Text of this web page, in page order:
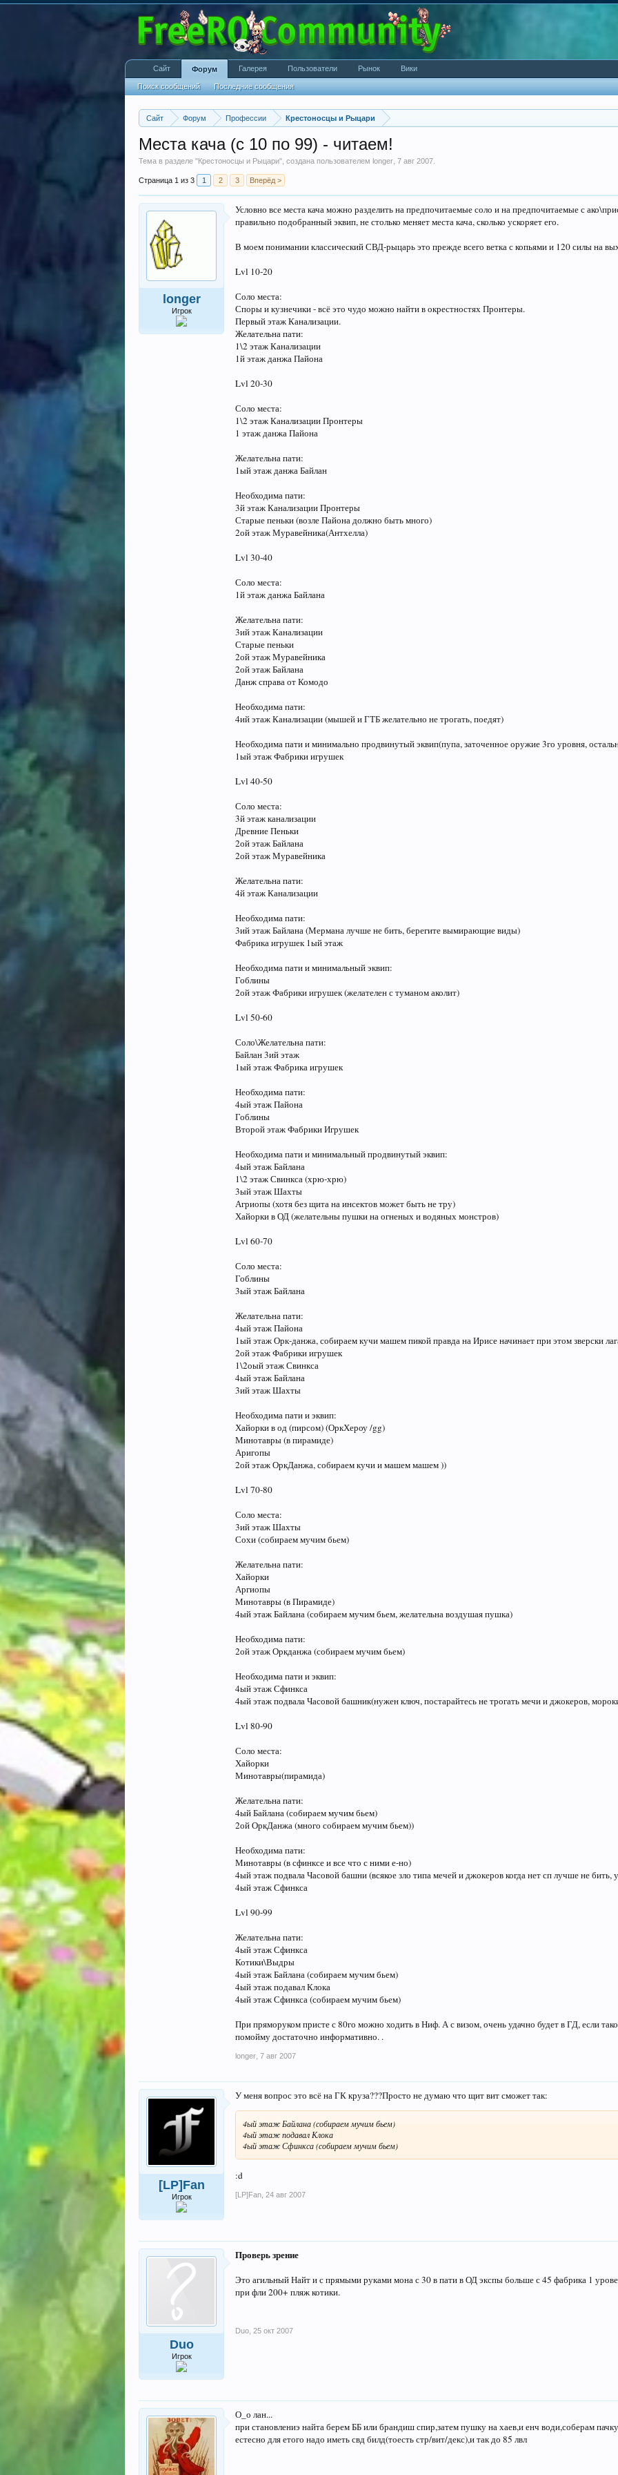
Сайт Форум Профессии Крестоносцы и Рыцари
Места кача (с 10 по 99) - читаем!
Тема в разделе "Крестоносцы и Рыцари", создана пользователем longer 7 авг 2007
Страница 1 из 3 1 2 3 Вперёд >
longer
Игрок
Условно все места кача можно разделить на предпочитаемые соло и на предпочитаемые с
правильно подобранный эквип, не столько меняет места кача, сколько ускоряет его.
В моем понимании классический СВД-рыцарь это прежде всего ветка с копьями и 120 силы на
Lvl 10-20
Соло места:
Споры и кузнечики - всё это чудо можно найти в окрестностях Пронтеры.
Первый этаж Канализации.
Желательна пати:
1\2 этаж Канализации
1й этаж данжа Пайона
Lvl 20-30
Соло места:
1\2 этаж Канализации Пронтеры
1 этаж данжа Пайона
Желательна пати:
1ый этаж данжа Байлан
Необходима пати:
3й этаж Канализации Пронтеры
Старые пеньки (возле Пайона должно быть много)
2ой этаж Муравейника(Антхелла)
Lvl 30-40
Соло места:
1й этаж данжа Байлана
Желательна пати:
3ий этаж Канализации
Старые пеньки
2ой этаж Муравейника
2ой этаж Байлана
Данж справа от Комодо
Необходима пати:
4ий этаж Канализации (мышей и ГТБ желательно не трогать, поедят)
Необходима пати и минимально продвинутый эквип(пупа, заточенное оружие 3го уровня,
1ый этаж Фабрики игрушек
Lvl 40-50
Соло места:
3й этаж канализации
Древние Пеньки
2ой этаж Байлана
2ой этаж Муравейника
Желательна пати:
4й этаж Канализации
Необходима пати:
3ий этаж Байлана (Мермана лучше не бить, берегите вымирающие виды)
Фабрика игрушек 1ый этаж
Необходима пати и минимальный эквип:
Гоблины
2ой этаж Фабрики игрушек (желателен с туманом аколит)
Lvl 50-60
Соло\Желательна пати:
Байлан 3ий этаж
1ый этаж Фабрика игрушек
Необходима пати:
4ый этаж Пайона
Гоблины
Второй этаж Фабрики Игрушек
Необходима пати и минимальный продвинутый эквип:
4ый этаж Байлана
1\2 этаж Свинкса (хрю-хрю)
3ый этаж Шахты
Агриопы (хотя без щита на инсектов может быть не тру)
Хайорки в ОД (желательны пушки на огненых и водяных монстров)
Lvl 60-70
Соло места:
Гоблины
3ый этаж Байлана
Желательна пати:
4ый этаж Пайона
1ый этаж Орк-данжа, собираем кучи машем пикой правда на Ирисе начинает при этом зверски
2ой этаж Фабрики игрушек
1\2оый этаж Свинкса
4ый этаж Байлана
3ий этаж Шахты
Необходима пати и эквип:
Хайорки в од (пирсом) (ОркХероу /gg)
Минотавры (в пирамиде)
Аригопы
2ой этаж ОркДанжа, собираем кучи и машем машем ))
Lvl 70-80
Соло места:
3ий этаж Шахты
Сохи (собираем мучим бьем)
Желательна пати:
Хайорки
Аргиопы
Минотавры (в Пирамиде)
4ый этаж Байлана (собираем мучим бьем, желательна воздушая пушка)
Необходима пати:
2ой этаж Оркданжа (собираем мучим бьем)
Необходима пати и эквип:
4ый этаж Сфинкса
4ый этаж подвала Часовой башник(нужен ключ, постарайтесь не трогать мечи и джокеров,
Lvl 80-90
Соло места:
Хайорки
Минотавры(пирамида)
Желательна пати:
4ый Байлана (собираем мучим бьем)
2ой ОркДанжа (много собираем мучим бьем))
Необходима пати:
Минотавры (в сфинксе и все что с ними е-но)
4ый этаж подвала Часовой башни (всякое зло типа мечей и джокеров когда нет сп лучше не бить,
4ый этаж Сфинкса
Lvl 90-99
Желательна пати:
4ый этаж Сфинкса
Котики\Выдры
4ый этаж Байлана (собираем мучим бьем)
4ый этаж подавал Клока
4ый этаж Сфинкса (собираем мучим бьем)
При пряморуком присте с 80го можно ходить в Ниф. А с визом, очень удачно будет в ГД, если
помойму достаточно информативно. .
longer 7 авг 2007
[LP]Fan
Игрок
У меня вопрос это всё на ГК круза???Просто не думаю что щит вит сможет так:
4ый этаж Байлана (собираем мучим бьем)
4ый этаж подавал Клока
4ый этаж Сфинкса (собираем мучим бьем)
:d
[LP]Fan 24 авг 2007
Duo
Игрок
Проверь зрение
Это агильный Найт и с прямыми руками мона с 30 в пати в ОД экспы больше с 45 фабрика 1
при фли 200+ пляж котики.
Duo 25 окт 2007
О_о лан...
при становлениэ найта берем ББ или брандиш спир,затем пушку на хаев,и енч води,соберам
естесно для етого надо иметь свд билд(тоесть стр/вит/декс),и так до 85 лвл
Сайт Форум
Поиск сообщений Последние сообщения
Галерея Пользователи Рынок Вики